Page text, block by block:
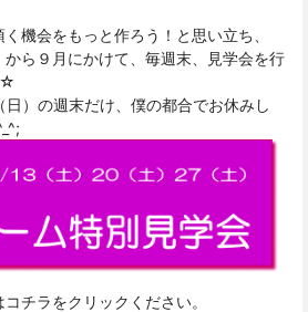
機会をもっと作ろう！と思い立ち、
ら９月にかけて、毎週末、見学会を行
☆
）の週末だけ、僕の都合でお休みし
チラをクリックください。